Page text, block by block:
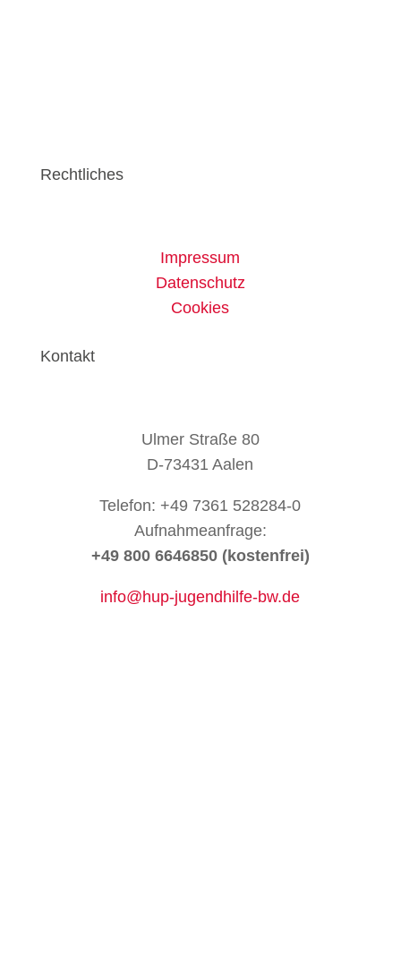
Rechtliches
Impressum
Datenschutz
Cookies
Kontakt
Ulmer Straße 80
D-73431 Aalen
Telefon: +49 7361 528284-0
Aufnahmeanfrage:
+49 800 6646850 (kostenfrei)
info@hup-jugendhilfe-bw.de